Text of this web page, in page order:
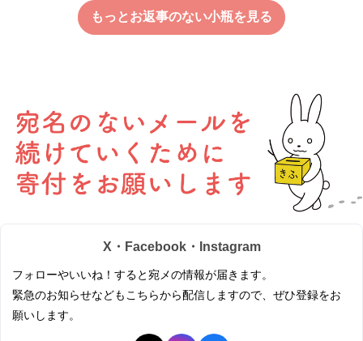
もっとお返事のない小瓶を見る
X・Facebook・Instagram
フォローやいいね！すると宛メの情報が届きます。
緊急のお知らせなどもこちらから配信しますので、ぜひ登録をお
願いします。